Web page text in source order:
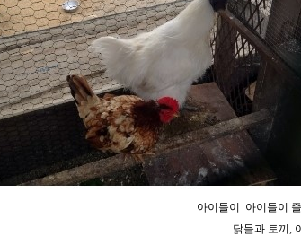
아이들이
아이들이
닭들과 토끼,